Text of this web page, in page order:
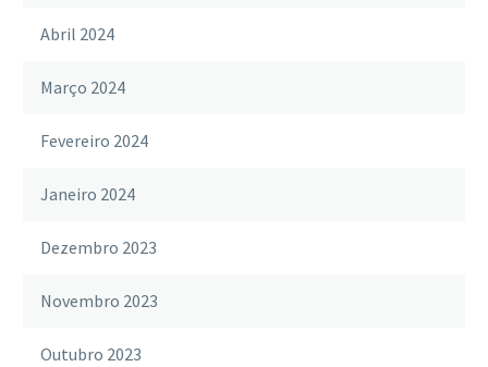
Abril 2024
Março 2024
Fevereiro 2024
Janeiro 2024
Dezembro 2023
Novembro 2023
Outubro 2023